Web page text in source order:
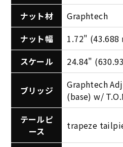
ナット材
Graphtech
ナット幅
1.72" (43.688
スケール
24.84"
ブリッジ
Graphtech
(base) w/
テールピ
ース
trapeze